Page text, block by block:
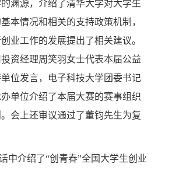
渊源，介绍了清华大学对大学生
本情况和相关的支持政策机制，
业工作的发展提出了相关建议。
资经理周笑羽女士代表本届公益
位发言，电子科技大学团委书记
单位介绍了本届大赛的赛事组织
会上还审议通过了董钧先生为复
中介绍了“创青春”全国大学生创业